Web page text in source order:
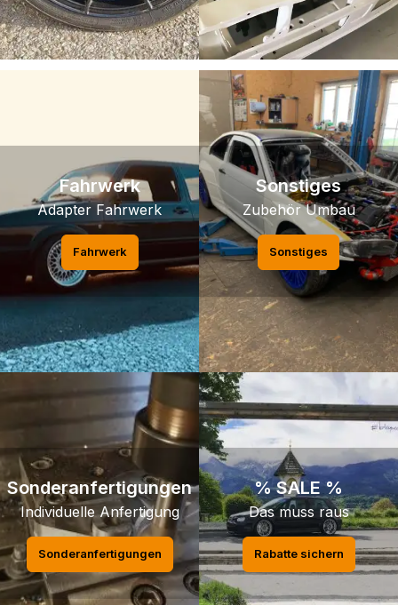
Fahrwerk
Adapter Fahrwerk
Fahrwerk
Sonstiges
Zubehör Umbau
Sonstiges
Sonderanfertigungen
Individuelle Anfertigung
Sonderanfertigungen
% SALE %
Das muss raus
Rabatte sichern